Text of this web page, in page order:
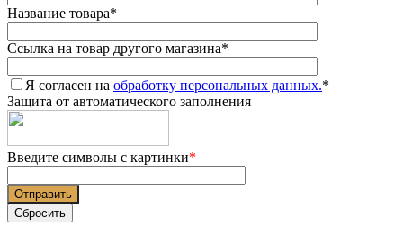
Название товара*
Ссылка на товар другого магазина*
Я согласен на обработку персональных данных.*
Защита от автоматического заполнения
Введите символы с картинки*